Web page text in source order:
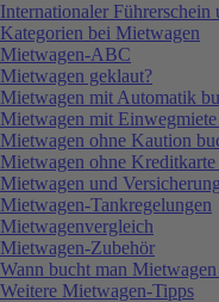
Internationaler Führerschein
Kategorien bei Mietwagen
Mietwagen-ABC
Mietwagen geklaut?
Mietwagen mit Automatik
Mietwagen mit Einwegmiete
Mietwagen ohne Kaution
Mietwagen ohne Kreditkarte
Mietwagen und Versicherung
Mietwagen-Tankregelungen
Mietwagenvergleich
Mietwagen-Zubehör
Wann bucht man Mietwagen
Weitere Mietwagen-Tipps